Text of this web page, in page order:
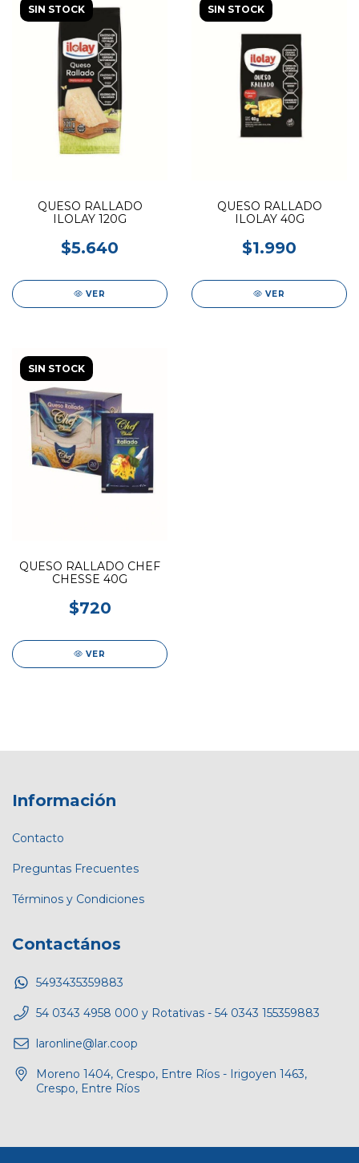
SIN STOCK
QUESO RALLADO
ILOLAY 120G
$5.640
VER
SIN STOCK
QUESO RALLADO
ILOLAY 40G
$1.990
VER
SIN STOCK
QUESO RALLADO CHEF
CHESSE 40G
$720
VER
Información
Contacto
Preguntas Frecuentes
Términos y Condiciones
Contactános
5493435359883
54 0343 4958 000 y Rotativas - 54 0343 155359883
laronline@lar.coop
Moreno 1404, Crespo, Entre Ríos - Irigoyen 1463,
Crespo, Entre Ríos